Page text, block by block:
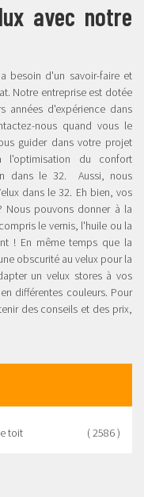
avec notre
besoin d'un savoir-faire et
Notre entreprise est dotée
années d'expérience dans
nous quand vous le
guider dans votre projet
l'optimisation du confort
dans le 32. Aussi, nous
dans le 32. Eh bien, vos
Nous pouvons donner à la
le vernis, l'huile ou la
! En même temps que la
obscurité au velux pour la
un velux stores à vos
différentes couleurs. Pour
des conseils et des prix,
toit ( 2586 )